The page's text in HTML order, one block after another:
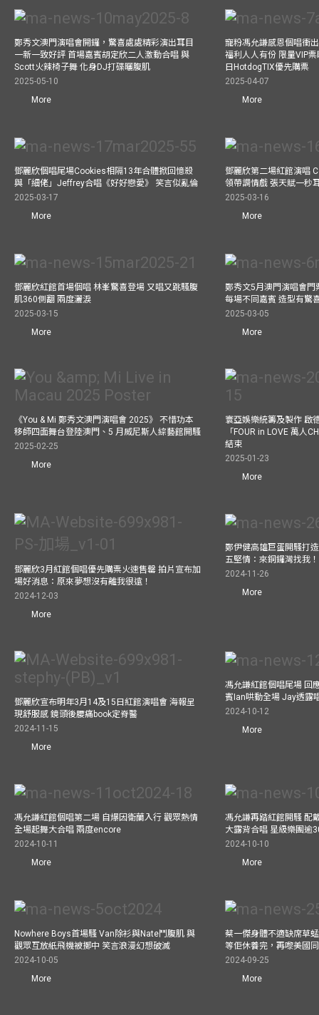
鄭秀文澳門演唱會開鑼，驚喜處處精彩演出耳目
一新一致好評 首場嘉賓胡定欣二人激動合唱 與
Scott火辣椅子舞 化身DJ打碟曬腹肌
2025-05-10
More
寵粉馮允謙感恩個唱衝
福利人人有份 限量VIP
日HotdogTIX優先購票
2025-04-07
More
鄧麗欣個唱尾場Cookies相隔13年合體掀回憶殺
與「細佬」Jeffrey合唱《好好戀愛》 笑言似亂倫
2025-03-17
More
鄧麗欣第二場紅館演唱
領帶調情戲 張天賦一秒
2025-03-16
More
鄧麗欣紅館首場個唱 林峯驚喜登場 又唱又跳騷腹
肌360側翻 兩度灑淚
2025-03-15
More
鄭秀文5月澳門演唱會
每場不同嘉賓 造型有驚
2025-03-05
More
《You & Mi 鄭秀文澳門演唱會 2025》 不惜功本
移師四面舞台登陸澳門、5 月威尼斯人綜藝館開騷
2025-02-25
More
寰亞娛樂統籌及製作 啟
「FOUR in LOVE 萬人
結束
2025-01-23
More
鄧麗欣3月紅館個唱優先購票火速售罄 拍片宣布加
場好消息：原來夢想沒有離我很遠！
2024-12-03
More
鄭伊健高雄巨蛋開騷打
五堅情：來銅鑼灣找我！
2024-11-26
More
鄧麗欣宣布明年3月14及15日紅館演唱會 海報呈
現舒服感 鏡頭後腰痛book定脊醫
2024-11-15
More
馮允謙紅館個唱尾場 回
賓Ian哄動全場 Jay透露
2024-10-12
More
馮允謙紅館個唱第二場 自爆因衛蘭入行 觀眾熱情
全場起舞大合唱 兩度encore
2024-10-11
More
馮允謙再踏紅館開騷 配
大露背合唱 星級樂團逾
2024-10-10
More
Nowhere Boys首場騷 Van除衫與Nate鬥腹肌 與
觀眾互放紙飛機被擲中 笑言浪漫幻想破滅
2024-10-05
More
蔡一傑身體不適缺席草
等佢休養完，再嚟美國
2024-09-25
More